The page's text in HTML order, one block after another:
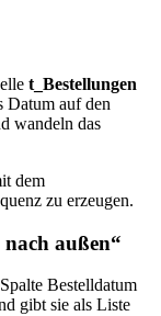
t_Bestellungen
Datum auf den
wandeln das
dem
zu erzeugen.
außen“
Bestelldatum
gibt sie als Liste